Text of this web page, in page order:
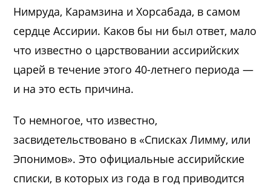
Нимруда, Карамзина и Хорсабада, в самом
сердце Ассирии. Каков бы ни был ответ, мало
что известно о царствовании ассирийских
царей в течение этого 40-летнего периода —
и на это есть причина.
То немногое, что известно,
засвидетельствовано в «Списках Лимму, или
Эпонимов». Это официальные ассирийские
списки, в которых из года в год приводится